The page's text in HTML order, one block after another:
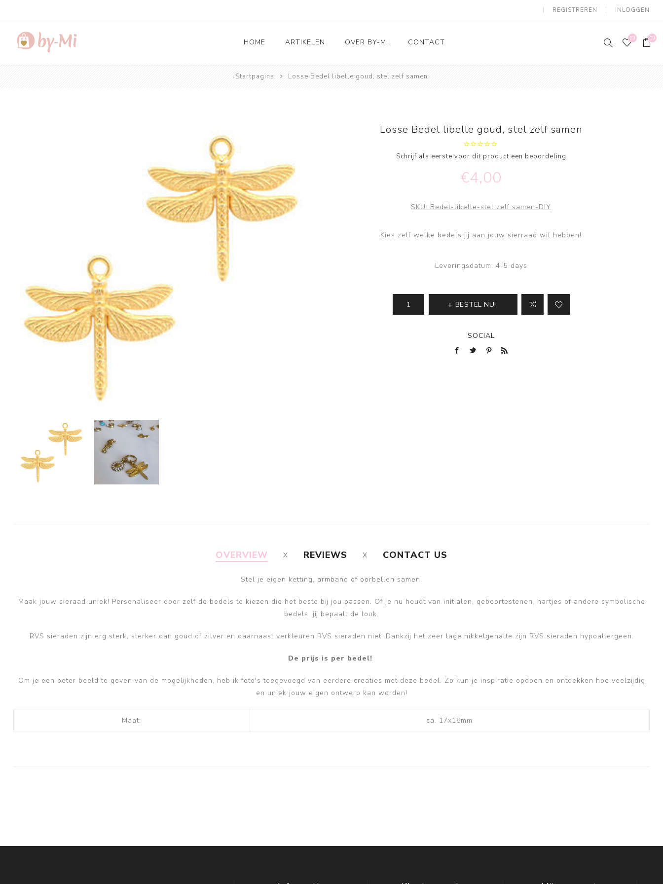
REGISTREREN INLOGGEN
HOME ARTIKELEN
Wenskaarten
OVER BY-MI CONTACT (0) (0)
Startpagina Losse Bedel libelle goud, stel zelf samen
Losse Bedel libelle goud, stel zelf samen
Schrijf als eerste voor dit product een beoordeling
€4,00
SKU: Bedel-libelle-stel zelf samen-DIY
Kies zelf welke bedels jij aan jouw sierraad wil hebben!
Leveringsdatum: 4-5 days
BESTEL NU!
SOCIAL
OVERVIEW REVIEWS CONTACT US
Stel je eigen ketting, armband of oorbellen samen.
Maak jouw sieraad uniek! Personaliseer door zelf de bedels te kiezen die het beste bij jou passen. Of je nu houdt van initialen, geboortestenen, hartjes of andere symbolische
bedels, jij bepaalt de look.
RVS sieraden zijn erg sterk, sterker dan goud of zilver en daarnaast verkleuren RVS sieraden niet. Dankzij het zeer lage nikkelgehalte zijn RVS sieraden hypoallergeen.
De prijs is per bedel!
Om je een beter beeld te geven van de mogelijkheden, heb ik foto's toegevoegd van eerdere creaties met deze bedel. Zo kun je inspiratie opdoen en ontdekken hoe veelzijdig
en uniek jouw eigen ontwerp kan worden!
Maat: ca. 17x18mm